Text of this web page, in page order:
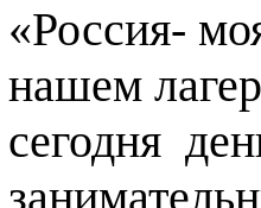
«Россия-
нашем
сегодня